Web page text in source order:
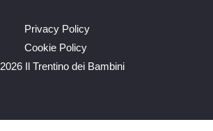
2026 Il Trentino dei Bambini
Privacy Policy
Cookie Policy